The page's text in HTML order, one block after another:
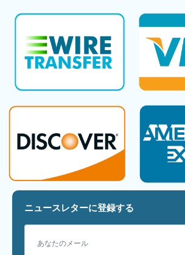
ニュースレターに登録する